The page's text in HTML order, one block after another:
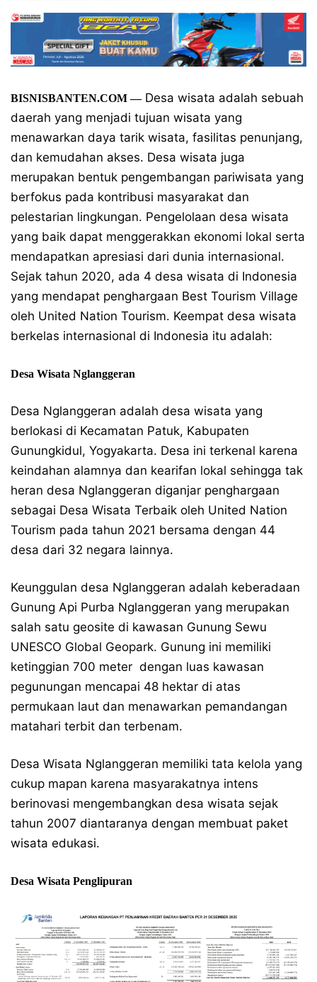
BISNISBANTEN.COM —Desa wisata adalah sebuah
daerah yang menjadi tujuan wisata yang
menawarkan daya tarik wisata, fasilitas penunjang,
dan kemudahan akses. Desa wisata juga
merupakan bentuk pengembangan pariwisata yang
berfokus pada kontribusi masyarakat dan
pelestarian lingkungan. Pengelolaan desa wisata
yang baik dapat menggerakkan ekonomi lokal serta
mendapatkan apresiasi dari dunia internasional.
Sejak tahun 2020, ada 4 desa wisata di Indonesia
yang mendapat penghargaan Best Tourism Village
oleh United Nation Tourism. Keempat desa wisata
berkelas internasional di Indonesia itu adalah:
Desa Wisata Nglanggeran
Desa Nglanggeran adalah desa wisata yang
berlokasi di Kecamatan Patuk, Kabupaten
Gunungkidul, Yogyakarta. Desa ini terkenal karena
keindahan alamnya dan kearifan lokal sehingga tak
heran desa Nglanggeran diganjar penghargaan
sebagai Desa Wisata Terbaik oleh United Nation
Tourism pada tahun 2021 bersama dengan 44
desa dari 32 negara lainnya.
Keunggulan desa Nglanggeran adalah keberadaan
Gunung Api Purba Nglanggeran yang merupakan
salah satu geosite di kawasan Gunung Sewu
UNESCO Global Geopark. Gunung ini memiliki
ketinggian 700 meter dengan luas kawasan
pegunungan mencapai 48 hektar di atas
permukaan laut dan menawarkan pemandangan
matahari terbit dan terbenam.
Desa Wisata Nglanggeran memiliki tata kelola yang
cukup mapan karena masyarakatnya intens
berinovasi mengembangkan desa wisata sejak
tahun 2007 diantaranya dengan membuat paket
wisata edukasi.
Desa Wisata Penglipuran